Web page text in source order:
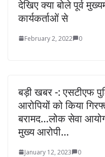
देखिए क्या बोले पूर्व
कार्यकर्ताओं से
February 2, 2022 0
बड़ी खबर -: एसटीएफ
आरोपियों को किया
बरामद…लोक सेवा आयोग
मुख्य आरोपी…
January 12, 2023 0